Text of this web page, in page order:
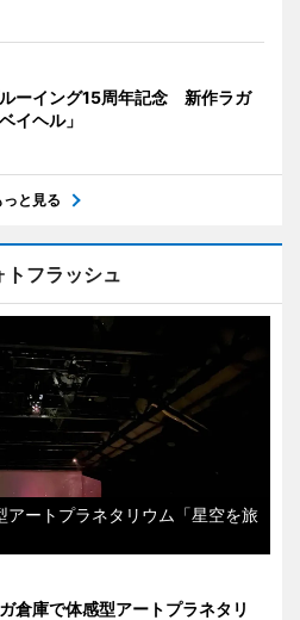
ーイング15周年記念 新作ラガ
イヘル」
っと見る
トフラッシュ
アートプラネタリウム「星空を旅
倉庫で体感型アートプラネタリ